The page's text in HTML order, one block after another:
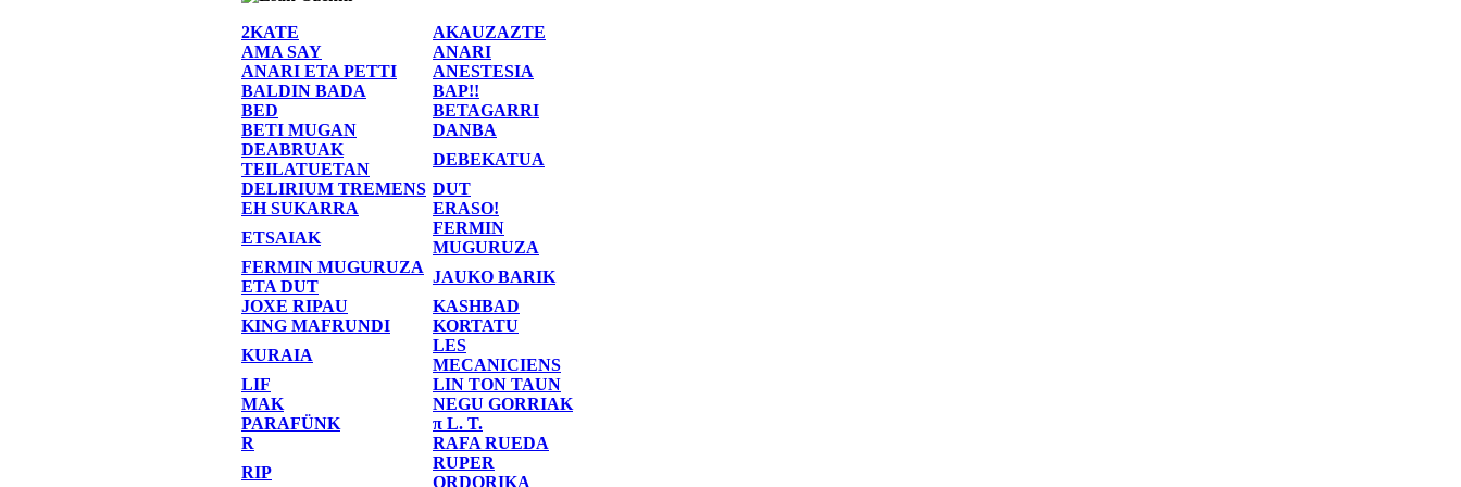
2KATE
AKAUZAZTE
AMA SAY
ANARI
ANARI ETA PETTI
ANESTESIA
BALDIN BADA
BAP!!
BED
BETAGARRI
BETI MUGAN
DANBA
DEABRUAK
TEILATUETAN
DEBEKATUA
DELIRIUM TREMENS DUT
EH SUKARRA
ERASO!
ETSAIAK
FERMIN
MUGURUZA
FERMIN MUGURUZA
ETA DUT
JAUKO BARIK
JOXE RIPAU
KASHBAD
KING MAFRUNDI
KORTATU
KURAIA
LES
MECANICIENS
LIF
LIN TON TAUN
MAK
NEGU GORRIAK
PARAFÜNK
π L. T.
R
RAFA RUEDA
RIP
RUPER
ORDORIKA